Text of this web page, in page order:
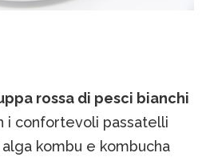
rossa di pesci bianchi
i confortevoli passatelli
kombu e kombucha